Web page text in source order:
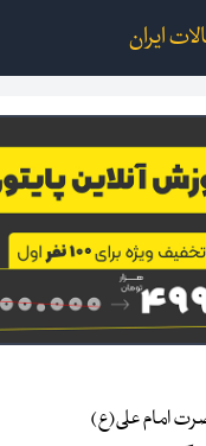
ایران
امام علی(ع)